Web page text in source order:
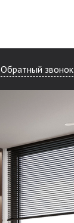
Обратный звонок